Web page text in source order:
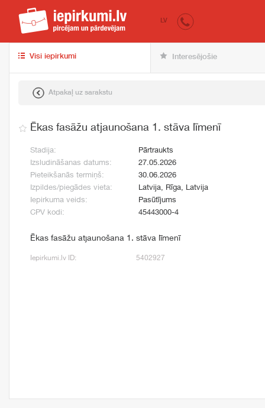
iepirkumi.lv
LV
Visi iepirkumi Interesējošie
Atpakaļ uz sarakstu
Ēkas fasāžu atjaunošana 1. stāva līmenī
Stadija:
Pārtraukts
Izsludināšanas datums:
27.05.2026
Pieteikšanās termiņš:
30.06.2026
Izpildes/piegādes vieta:
Latvija, Rīga, Latvija
Iepirkuma veids:
Pasūtījums
CPV kodi:
45443000-4
Ēkas fasāžu atjaunošana 1. stāva līmenī
Iepirkumi.lv ID: 5402927